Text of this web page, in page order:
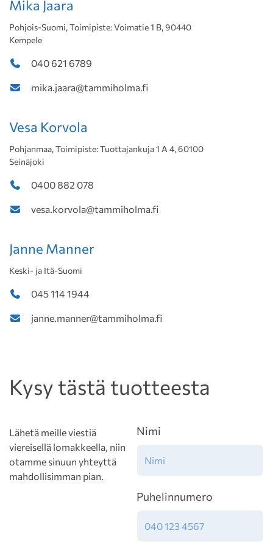
Mika Jaara
Pohjois-Suomi, Toimipiste: Voimatie 1 B, 90440
Kempele
040 621 6789
mika.jaara@tammiholma.fi
Vesa Korvola
Pohjanmaa, Toimipiste: Tuottajankuja 1 A 4, 60100
Seinäjoki
0400 882 078
vesa.korvola@tammiholma.fi
Janne Manner
Keski- ja Itä-Suomi
045 114 1944
janne.manner@tammiholma.fi
Kysy tästä tuotteesta
Lähetä meille viestiä
viereisellä lomakkeella, niin
otamme sinuun yhteyttä
mahdollisimman pian.
Nimi
Puhelinnumero